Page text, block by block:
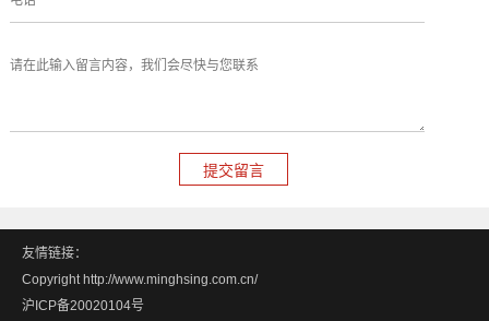
友情链接：
Copyright http://www.minghsing.com.cn/
沪ICP备20020104号